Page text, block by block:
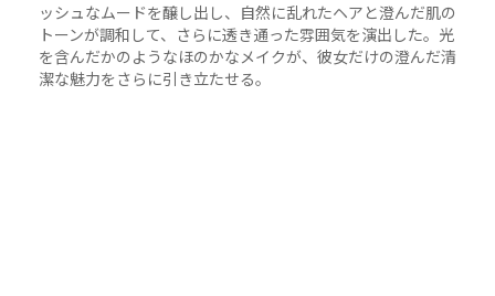
ッシュなムードを醸し出し、自然に乱れたヘアと澄んだ肌の
トーンが調和して、さらに透き通った雰囲気を演出した。光
を含んだかのようなほのかなメイクが、彼女だけの澄んだ清
潔な魅力をさらに引き立たせる。